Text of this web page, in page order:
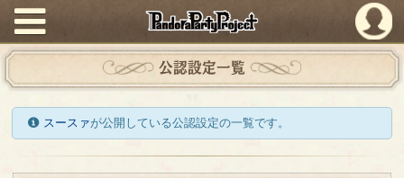
PandoraPartyProject
公認設定一覧
スースァが公開している公認設定の一覧です。